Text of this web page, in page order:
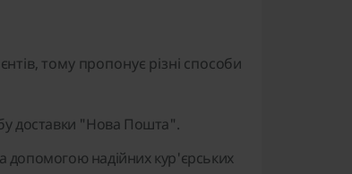
тому пропонує різні способи
доставки "Нова Пошта".
допомогою надійних кур'єрських